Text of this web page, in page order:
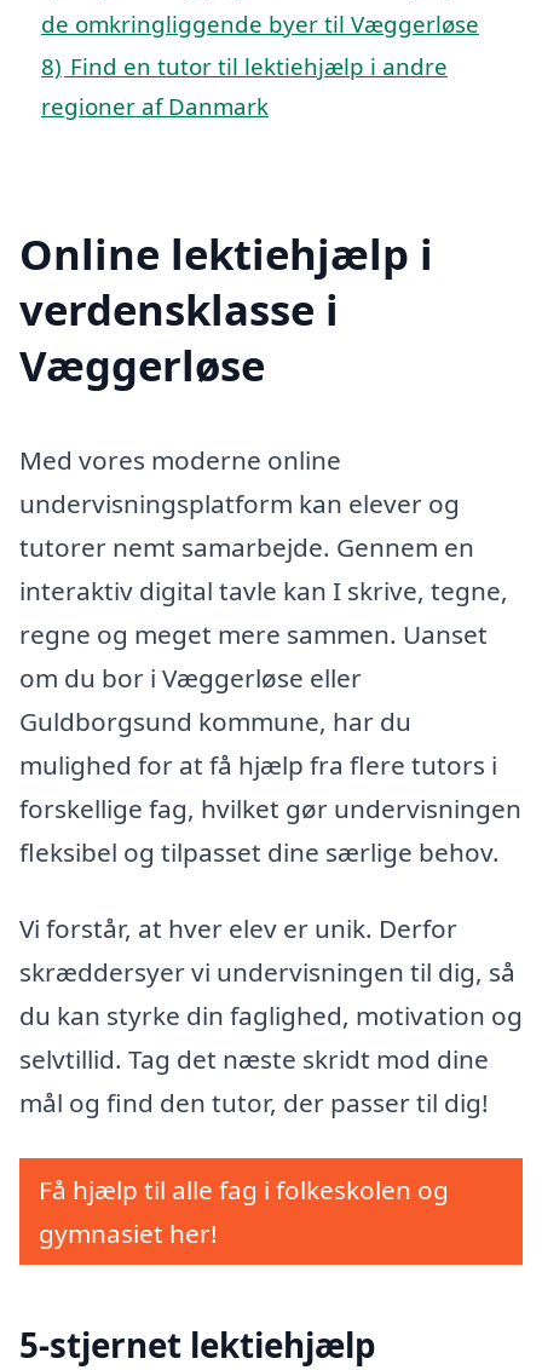
de omkringliggende byer til Væggerløse
8) Find en tutor til lektiehjælp i andre
regioner af Danmark
Online lektiehjælp i
verdensklasse i
Væggerløse
Med vores moderne online
undervisningsplatform kan elever og
tutorer nemt samarbejde. Gennem en
interaktiv digital tavle kan I skrive, tegne,
regne og meget mere sammen. Uanset
om du bor i Væggerløse eller
Guldborgsund kommune, har du
mulighed for at få hjælp fra flere tutors i
forskellige fag, hvilket gør undervisningen
fleksibel og tilpasset dine særlige behov.
Vi forstår, at hver elev er unik. Derfor
skræddersyer vi undervisningen til dig, så
du kan styrke din faglighed, motivation og
selvtillid. Tag det næste skridt mod dine
mål og find den tutor, der passer til dig!
Få hjælp til alle fag i folkeskolen og
gymnasiet her!
5-stjernet lektiehjælp